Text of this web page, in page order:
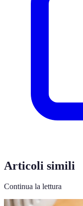
Articoli simili
Continua la lettura